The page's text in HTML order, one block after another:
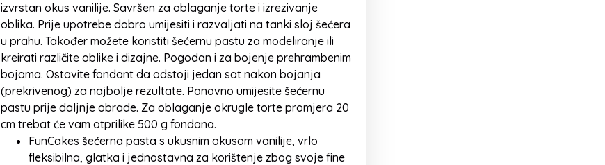
izvrstan okus vanilije. Savršen za oblaganje torte i izrezivanje
oblika. Prije upotrebe dobro umijesiti i razvaljati na tanki sloj šećera
u prahu. Također možete koristiti šećernu pastu za modeliranje ili
kreirati različite oblike i dizajne. Pogodan i za bojenje prehrambenim
bojama. Ostavite fondant da odstoji jedan sat nakon bojanja
(prekrivenog) za najbolje rezultate. Ponovno umijesite šećernu
pastu prije daljnje obrade. Za oblaganje okrugle torte promjera 20
cm trebat će vam otprilike 500 g fondana.
FunCakes šećerna pasta s ukusnim okusom vanilije, vrlo
fleksibilna, glatka i jednostavna za korištenje zbog svoje fine